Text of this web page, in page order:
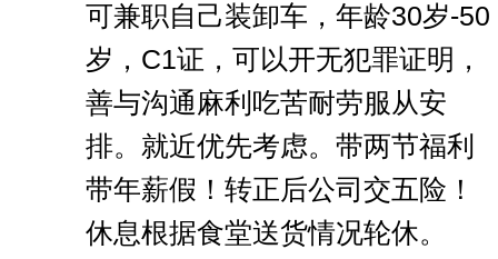
可兼职自己装卸车，年龄30岁-50
岁，C1证，可以开无犯罪证明，
善与沟通麻利吃苦耐劳服从安
排。就近优先考虑。带两节福利
带年薪假！转正后公司交五险！
休息根据食堂送货情况轮休。